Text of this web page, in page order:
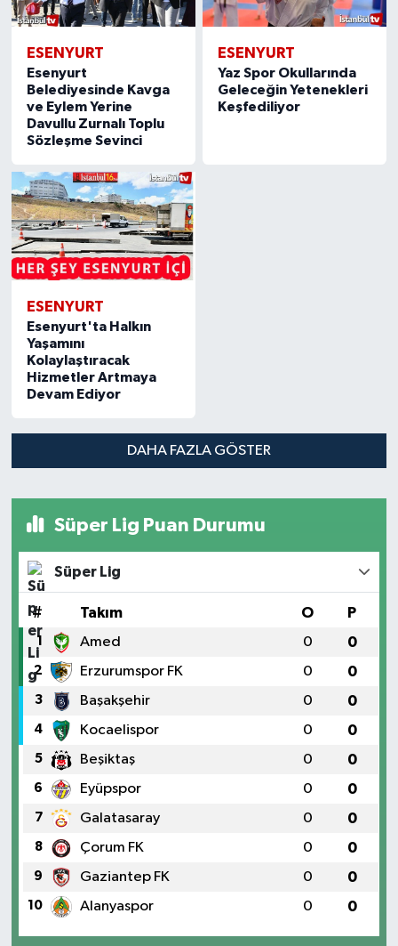
ESENYURT
Esenyurt
Belediyesinde Kavga
ve Eylem Yerine
Davullu Zurnalı Toplu
Sözleşme Sevinci
ESENYURT
Yaz Spor Okullarında
Geleceğin Yetenekleri
Keşfediliyor
ESENYURT
Esenyurt'ta Halkın
Yaşamını
Kolaylaştıracak
Hizmetler Artmaya
Devam Ediyor
DAHA FAZLA GÖSTER
Süper Lig Puan Durumu
Süper Lig
# Takım O P
1 Amed 0 0
2 Erzurumspor FK 0 0
3 Başakşehir 0 0
4 Kocaelispor 0 0
5 Beşiktaş 0 0
6 Eyüpspor 0 0
7 Galatasaray 0 0
8 Çorum FK 0 0
9 Gaziantep FK 0 0
10 Alanyaspor 0 0